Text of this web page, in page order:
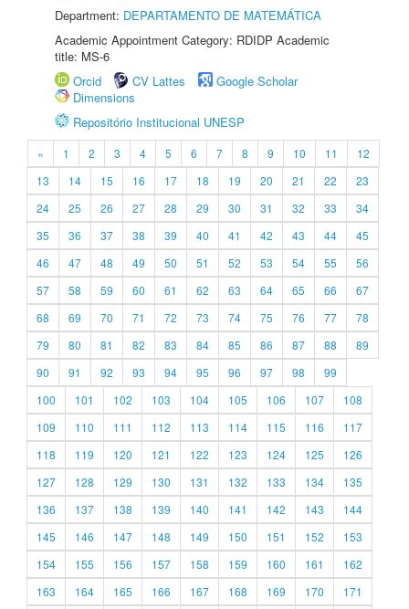
Department: DEPARTAMENTO DE MATEMÁTICA
Academic Appointment Category: RDIDP Academic
title: MS-6
Orcid
CV Lattes
Google Scholar
Dimensions
Repositório Institucional UNESP
« 1 2 3 4 5 6 7 8 9 10 11
12
13
14 15 16 17 18 19 20 21 22
23
24
25 26 27 28 29 30 31 32 33
34
35
36 37 38 39 40 41 42 43 44
45
46
47 48 49 50 51 52 53 54 55
56
57
58 59 60 61 62 63 64 65 66
67
68
69 70 71 72 73 74 75 76 77
78
79
80 81 82 83 84 85 86 87 88
89
90
91 92 93 94 95 96 97 98
99
100
101 102 103 104 105 106 107
108
109
110 111 112 113 114 115 116
117
118
119 120 121 122 123 124 125
126
127
128 129 130 131 132 133 134
135
136
137 138 139 140 141 142 143
144
145
146 147 148 149 150 151 152
153
154
155 156 157 158 159 160 161
162
163
164 165 166 167 168 169 170
171